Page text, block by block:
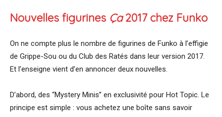
Nouvelles figurines Ça2017 chez Funko
On ne compte plus le nombre de figurines de Funko à l’effigie
de Grippe-Sou ou du Club des Ratés dans leur version 2017.
Et l’enseigne vient d’en annoncer deux nouvelles.
D’abord, des “Mystery Minis” en exclusivité pour Hot Topic. Le
principe est simple : vous achetez une boîte sans savoir